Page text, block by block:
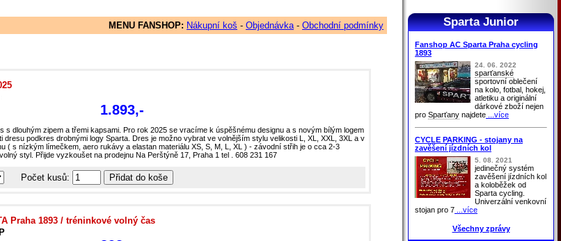
MENU FANSHOP: Nákupní koš - Objednávka- Obchodní podmínky
1.893,-
s dlouhým zipem a třemi kapsami. Pro rok 2025 se vracíme k úspěšnému designu a s novým bílým logem
dresu podkres drobnými logy Sparta. Dres je možno vybrat ve volnějším stylu velikosti L, XL, XXL, 3XL a v
( s nízkým límečkem, aero rukávy a elastan materiálu XS, S, M, L, XL ) - závodní střih je o cca 2-3
styl. Přijde vyzkoušet na prodejnu Na Perštýně 17, Praha 1 tel . 608 231 167
Počet kusů:
Praha 1893 / tréninkové volný čas
Sparta Junior
Fanshop AC Sparta Praha cycling
1893
24. 06. 2022
sparťanské
sportovní oblečení
na kolo, fotbal, hokej,
atletiku a originální
dárkové zboží nejen
pro Sparťany najdete ...více
CYCLE PARKING - stojany na
zavěšení jízdních kol
5. 08. 2021
jedinečný systém
zavěšení jízdních kol
a koloběžek od
Sparta cycling.
Univerzální venkovní
stojan pro 7 ...více
Všechny zprávy